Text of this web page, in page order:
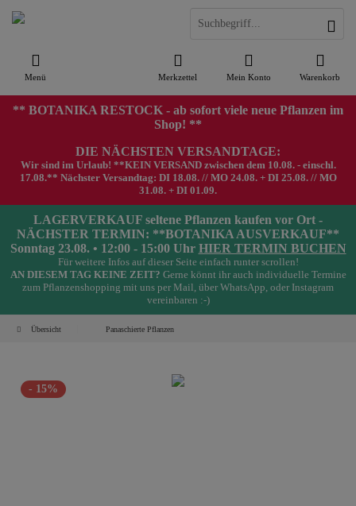
Menü Warenkorb
Merkzettel Mein Konto
** BOTANIKA RESTOCK - ab sofort viele neue Pflanzen im
Shop! **
DIE NÄCHSTEN VERSANDTAGE:
Wir sind im Urlaub! **KEIN VERSAND zwischen dem 10.08. - einschl.
17.08.** Nächster Versandtag: DI 18.08. // MO 24.08. + DI 25.08. // MO
31.08. + DI 01.09.
LAGERVERKAUF seltene Pflanzen kaufen vor Ort -
NÄCHSTER TERMIN: **BOTANIKA AUSVERKAUF**
Sonntag 23.08. • 12:00 - 15:00 Uhr HIER TERMIN BUCHEN
Für weitere Infos auf dieser Seite einfach runter scrollen!
AN DIESEM TAG KEINE ZEIT? Gerne könnt ihr auch individuelle Termine
zum Pflanzenshopping mit uns per Mail, über WhatsApp, oder Instagram
vereinbaren :-)
Übersicht Panaschierte Pflanzen
- 15%